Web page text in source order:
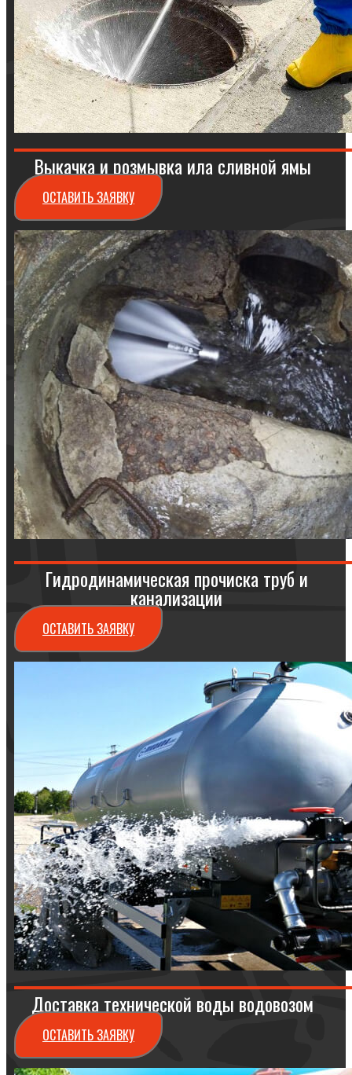
Выкачка и розмывка ила сливной ямы
ОСТАВИТЬ ЗАЯВКУ
Гидродинамическая прочиска труб и
канализации
ОСТАВИТЬ ЗАЯВКУ
Доставка технической воды водовозом
ОСТАВИТЬ ЗАЯВКУ